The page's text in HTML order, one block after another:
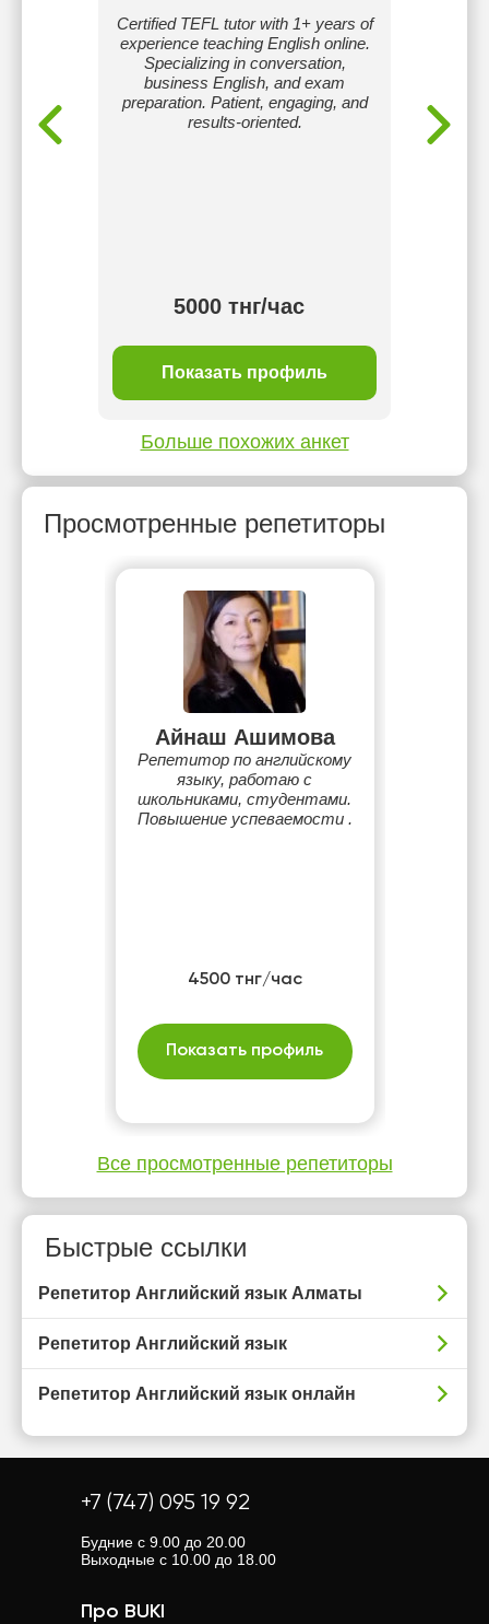
Certified TEFL tutor with 1+ years of
experience teaching English online.
Specializing in conversation,
business English, and exam
preparation. Patient, engaging, and
results-oriented.
5000 тнг/час
Показать профиль
Больше похожих анкет
Просмотренные репетиторы
Айнаш Ашимова
Репетитор по английскому
языку, работаю с
школьниками, студентами.
Повышение успеваемости .
4500 тнг/час
Показать профиль
Все просмотренные репетиторы
Быстрые ссылки
Репетитор Английский язык Алматы
Репетитор Английский язык
Репетитор Английский язык онлайн
+7 (747) 095 19 92
Будние с 9.00 до 20.00
Выходные с 10.00 до 18.00
Про BUKI